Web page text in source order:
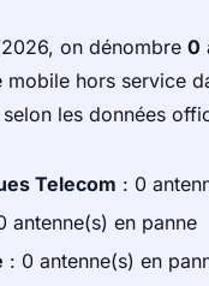
on dénombre 0
mobile hors service
les données
Telecom : 0
antenne(s) en panne
: 0 antenne(s) en